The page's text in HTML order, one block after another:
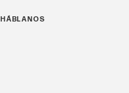
HÁBLANOS